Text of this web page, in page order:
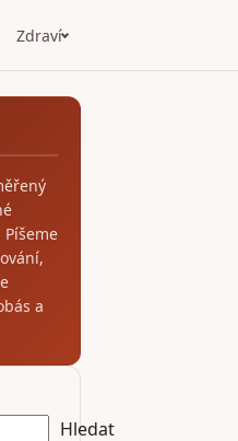
Zdraví
a
Hledat